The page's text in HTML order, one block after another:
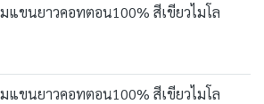
แขนยาวคอทตอน100% สีเขียวไมโล
แขนยาวคอทตอน100% สีเขียวไมโล